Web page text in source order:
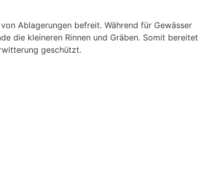
Ablagerungen befreit. Während für Gewässer
die kleineren Rinnen und Gräben. Somit bereitet
geschützt.